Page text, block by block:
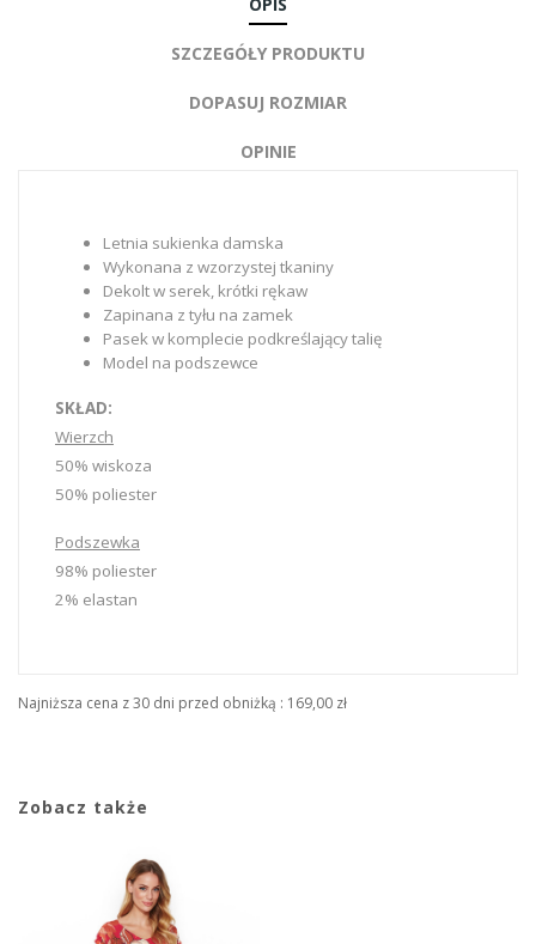
SZCZEGÓŁY PRODUKTU
DOPASUJ ROZMIAR
OPINIE
Letnia sukienka damska
Wykonana z wzorzystej tkaniny
Dekolt w serek, krótki rękaw
Zapinana z tyłu na zamek
Pasek w komplecie podkreślający talię
Model na podszewce
SKŁAD:
Wierzch
50% wiskoza
50% poliester
Podszewka
98% poliester
2% elastan
Najniższa cena z 30 dni przed obniżką : 169,00 zł
Zobacz także